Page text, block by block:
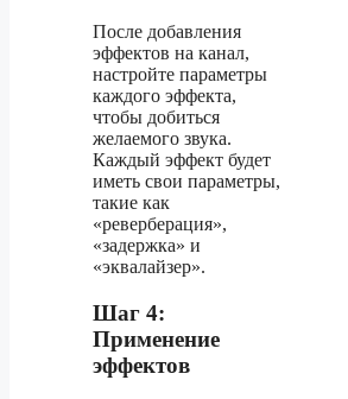
После добавления
эффектов на канал,
настройте параметры
каждого эффекта,
чтобы добиться
желаемого звука.
Каждый эффект будет
иметь свои параметры,
такие как
«реверберация»,
«задержка» и
«эквалайзер».
Шаг 4:
Применение
эффектов